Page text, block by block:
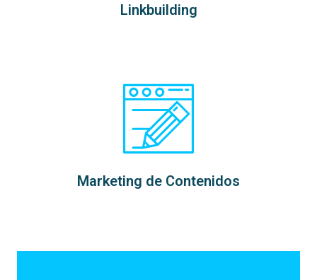
Linkbuilding
Marketing de Contenidos